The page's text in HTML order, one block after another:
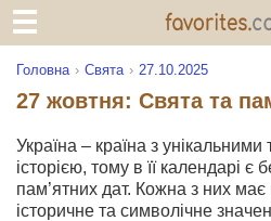
Головна Свята 27.10.2025
27 жовтня: Свята та
Україна – країна з
історією, тому в її календарі є
пам’ятних дат. Кожна з них має
історичне та символічне